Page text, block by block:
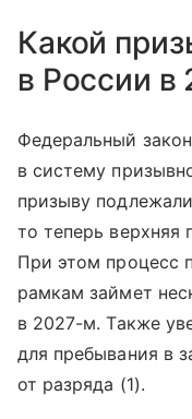
Какой
в России в
Федеральный
в систему
призыву
то теперь верхняя
При этом процесс
рамкам займет
в 2027-м. Также
для пребывания в
от разряда (1).